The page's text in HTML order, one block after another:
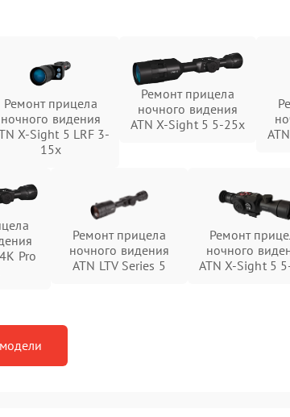
Ремонт прицела
ночного видения
X-Sight 5 LRF 3-
15x
Ремонт прицела
ночного видения
ATN X-Sight 5 5-25x
Pro
Ремонт прицела
ночного видения
ATN LTV Series 5
Ремонт
ночного
ATN X-Sight 5